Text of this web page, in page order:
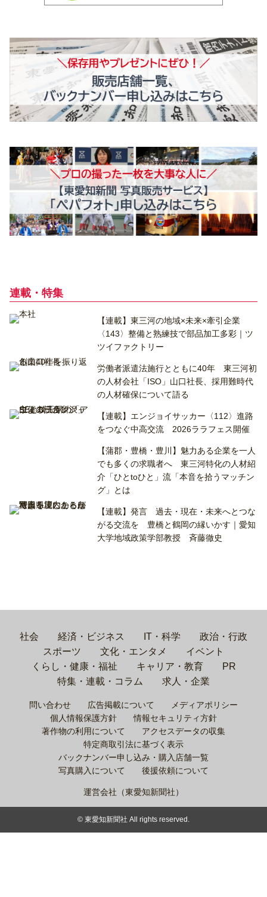
連載・特集
【連載】東三河の地域×未来×牽引企業
〈143〉整備と熟練技で部品加工多彩｜ツ
ツイファクトリー
労働者派遣法施行とともに40年 東三河初
の人材会社「ISO」山口社長、採用難時代
の人材確保について語る
【連載】エンジョイサッカー〈112〉進路
をつなぐ中高交流 2026ララフェス開催
【蒲郡・豊橋・豊川】魅力ある企業を一人
でも多くの求職者へ 東三河特化の人材紹
介「ひとtoひと」流「本音を拾うマッチン
グ」とは
【連載】発言 過去・現在・未来へとつな
がる交流を 豊橋と鶴岡の縁いかす｜愛知
大学地域政策学部教授 斉藤徹史
社会 経済・ビジネス IT・科学
政治・行政
スポーツ
文化・エンタメ
イベント
くらし・健康・福祉
キャリア・教育
PR
特集・連載・コラム
求人・企業
問い合わせ 広告掲載について
メディアポリシー
個人情報保護方針
情報セキュリティ方針
著作物の利用について
アクセスデータの収集
特定商取引法に基づく表示
バックナンバー申し込み・購入店舗一覧
写真購入について
後援依頼について
運営会社（東愛知新聞社）
© 東愛知新聞社 All rights reserved.